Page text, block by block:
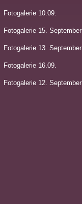
Fotogalerie 10.09.
Fotogalerie 15. September
Fotogalerie 13. September
Fotogalerie 16.09.
Fotogalerie 12. September